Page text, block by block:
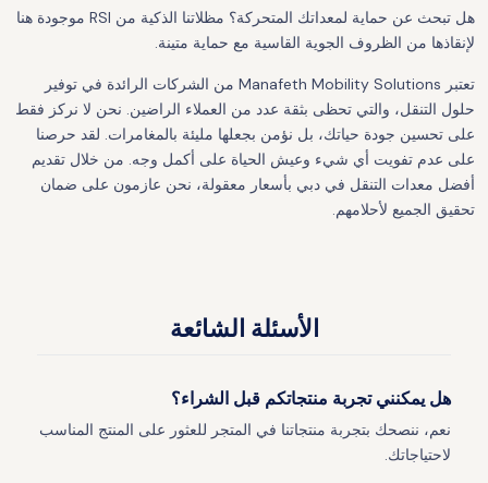
هل تبحث عن حماية لمعداتك المتحركة؟ مظلاتنا الذكية من RSI موجودة هنا
لإنقاذها من الظروف الجوية القاسية مع حماية متينة.
تعتبر Manafeth Mobility Solutions من الشركات الرائدة في توفير
حلول التنقل، والتي تحظى بثقة عدد من العملاء الراضين. نحن لا نركز فقط
على تحسين جودة حياتك، بل نؤمن بجعلها مليئة بالمغامرات. لقد حرصنا
على عدم تفويت أي شيء وعيش الحياة على أكمل وجه. من خلال تقديم
أفضل معدات التنقل في دبي بأسعار معقولة، نحن عازمون على ضمان
تحقيق الجميع لأحلامهم.
الأسئلة الشائعة
هل يمكنني تجربة منتجاتكم قبل الشراء؟
نعم، ننصحك بتجربة منتجاتنا في المتجر للعثور على المنتج المناسب
لاحتياجاتك.